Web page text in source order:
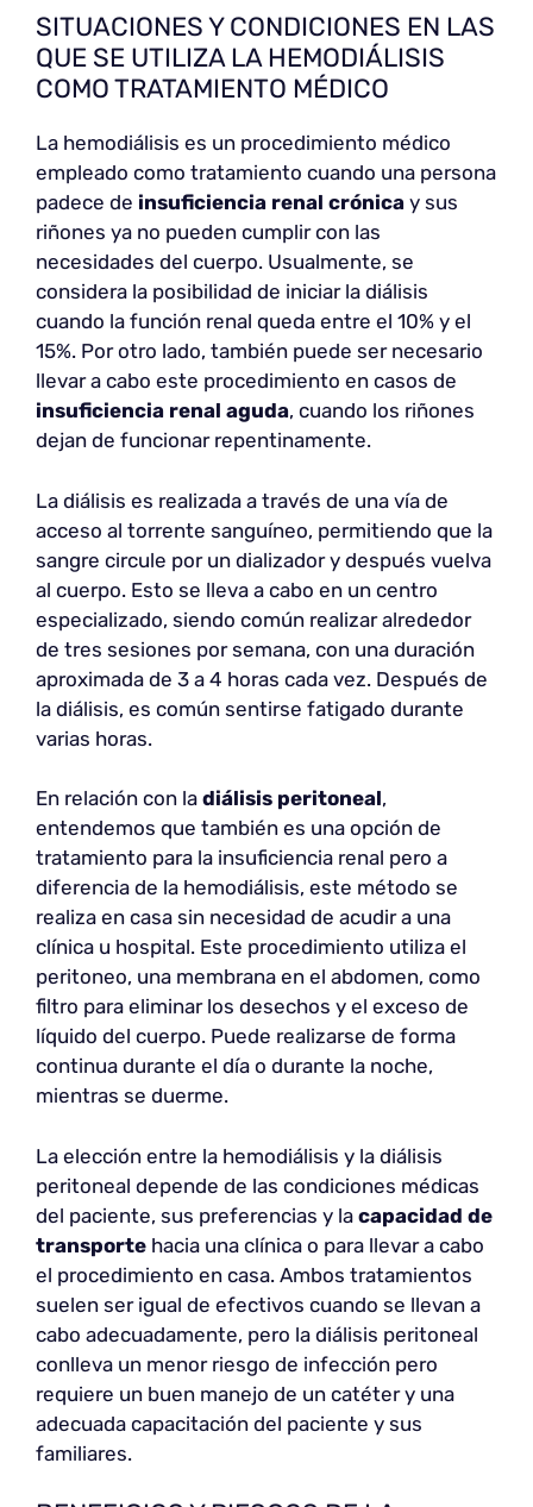
SITUACIONES Y CONDICIONES EN LAS
QUE SE UTILIZA LA HEMODIÁLISIS
COMO TRATAMIENTO MÉDICO
La hemodiálisis es un procedimiento médico
empleado como tratamiento cuando una persona
padece de insuficiencia renal crónica y sus
riñones ya no pueden cumplir con las
necesidades del cuerpo. Usualmente, se
considera la posibilidad de iniciar la diálisis
cuando la función renal queda entre el 10% y el
15%. Por otro lado, también puede ser necesario
llevar a cabo este procedimiento en casos de
insuficiencia renal aguda, cuando los riñones
dejan de funcionar repentinamente.
La diálisis es realizada a través de una vía de
acceso al torrente sanguíneo, permitiendo que la
sangre circule por un dializador y después vuelva
al cuerpo. Esto se lleva a cabo en un centro
especializado, siendo común realizar alrededor
de tres sesiones por semana, con una duración
aproximada de 3 a 4 horas cada vez. Después de
la diálisis, es común sentirse fatigado durante
varias horas.
En relación con la diálisis peritoneal,
entendemos que también es una opción de
tratamiento para la insuficiencia renal pero a
diferencia de la hemodiálisis, este método se
realiza en casa sin necesidad de acudir a una
clínica u hospital. Este procedimiento utiliza el
peritoneo, una membrana en el abdomen, como
filtro para eliminar los desechos y el exceso de
líquido del cuerpo. Puede realizarse de forma
continua durante el día o durante la noche,
mientras se duerme.
La elección entre la hemodiálisis y la diálisis
peritoneal depende de las condiciones médicas
del paciente, sus preferencias y la capacidad de
transporte hacia una clínica o para llevar a cabo
el procedimiento en casa. Ambos tratamientos
suelen ser igual de efectivos cuando se llevan a
cabo adecuadamente, pero la diálisis peritoneal
conlleva un menor riesgo de infección pero
requiere un buen manejo de un catéter y una
adecuada capacitación del paciente y sus
familiares.